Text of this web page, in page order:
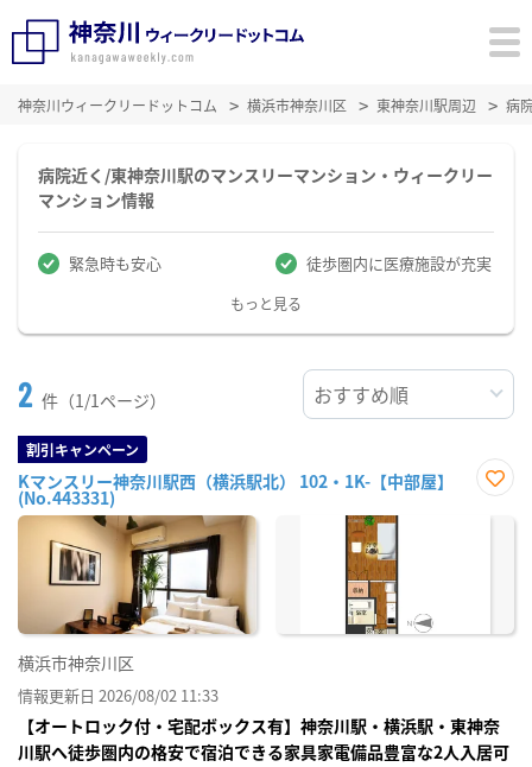
神奈川ウィークリードットコム 横浜市神奈川区 東神奈川駅周辺 病
病院近く/東神奈川駅のマンスリーマンション・ウィークリー
マンション情報
緊急時も安心 徒歩圏内に医療施設が充実
もっと見る
2 件（1/1ページ）
割引キャンペーン
Kマンスリー神奈川駅西（横浜駅北） 102・1K-【中部屋】
(No.443331)
に入
横浜市神奈川区
情報更新日 2026/08/02 11:33
【オートロック付・宅配ボックス有】神奈川駅・横浜駅・東神奈
川駅へ徒歩圏内の格安で宿泊できる家具家電備品豊富な2人入居可